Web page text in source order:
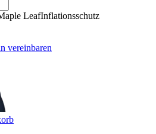
LeafInflationsschutz
vereinbaren